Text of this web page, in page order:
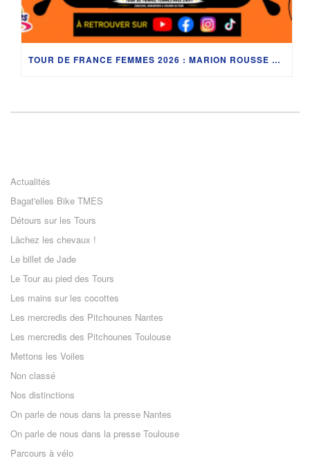
TOUR DE FRANCE FEMMES 2026 : MARION ROUSSE ET LES PITCHOUNES À AIGLE
Actualités
Bagat'elles Bike TMES
Détours sur les Tours
Lâchez les chevaux !
Le billet de Jade
Le Tour au pied des Tours
Les mains sur les cocottes
Les mercredis des Pitchounes Nantes
Les mercredis des Pitchounes Toulouse
Mettons les Voiles
Non classé
Nos distinctions
On parle de nous dans la presse Nantes
On parle de nous dans la presse Toulouse
Parcours à vélo